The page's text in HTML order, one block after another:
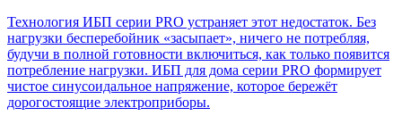
Технология ИБП серии PRO устраняет этот недостаток. Без
нагрузки бесперебойник «засыпает», ничего не потребляя,
будучи в полной готовности включиться, как только появится
потребление нагрузки. ИБП для дома серии PRO формирует
чистое синусоидальное напряжение, которое бережёт
дорогостоящие электроприборы.